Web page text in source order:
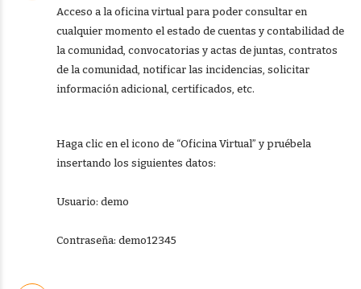
Acceso a la oficina virtual para poder consultar en
cualquier momento el estado de cuentas y contabilidad de
la comunidad, convocatorias y actas de juntas, contratos
de la comunidad, notificar las incidencias, solicitar
información adicional, certificados, etc.
Haga clic en el icono de “Oficina Virtual” y pruébela
insertando los siguientes datos:
Usuario: demo
Contraseña: demo12345